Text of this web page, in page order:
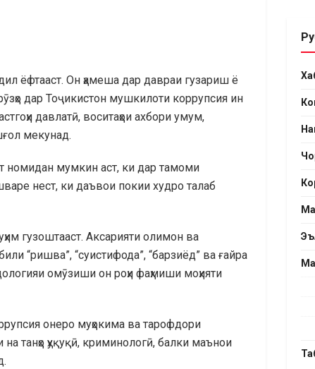
ёфтааст. Он ҳамеша дар давраи гузариш ё
дар Тоҷикистон мушкилоти коррупсия ин
давлатӣ, воситаҳои ахбори умум,
мекунад.
номидан мумкин аст, ки дар тамоми
нест, ки даъвои покии худро талаб
гузоштааст. Аксарияти олимон ва
“ришва”, “суистифода”, “барзиёд” ва ғайра
омӯзиши он роҳи фаҳмиши моҳияти
онеро муҳокима ва тарофдори
танҳо ҳуқуқӣ, криминологӣ, балки маънои